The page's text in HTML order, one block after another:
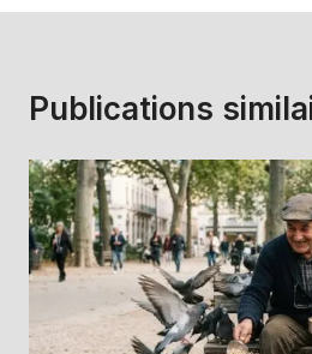
Publications